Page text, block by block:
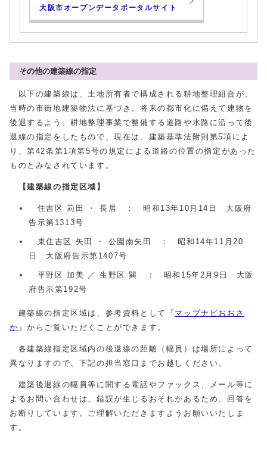
大阪市オープンデータポータルサイト
その他の建築線の指定
以下の建築線は、土地所有者で構成される耕地整理組合が、
当時の市街地建築物法に基づき、将来の都市化に備えて建物を
後退するよう、耕地整理事業で整備する道路や水路に沿って後
退線の指定をしたもので、現在は、建築基準法附則第5項によ
り、第42条第1項第5号の規定による道路の位置の指定があった
ものとみなされています。
【建築線の指定区域】
住吉区 苅田 ・ 長居 ： 昭和13年10月14日 大阪府
告示第1313号
東住吉区 矢田 ・ 公園南矢田 ： 昭和14年11月20
日 大阪府告示第1407号
平野区 加美 ／ 生野区 巽 ： 昭和15年2月9日 大阪
府告示第192号
建築線の指定区域は、参考資料として『 マップナビおおさ
か 』からご覧いただくことができます。
各建築線指定区域内の後退線の距離（幅員）は場所によって
異なりますので、下記の担当窓口までお越しください。
建築後退線の幅員等に関する電話やファックス、メール等に
よるお問い合わせは、錯誤が生じるおそれがあるため、回答を
お断りしています。ご理解いただきますようお願いいたしま
す。